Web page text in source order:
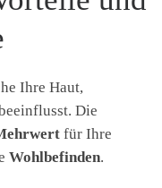
Ihre Haut,
Die
für Ihre
Wohlbefinden.